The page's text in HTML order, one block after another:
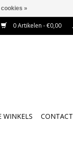
0 Artikelen - €0,00
WINKELS CONTACT
»